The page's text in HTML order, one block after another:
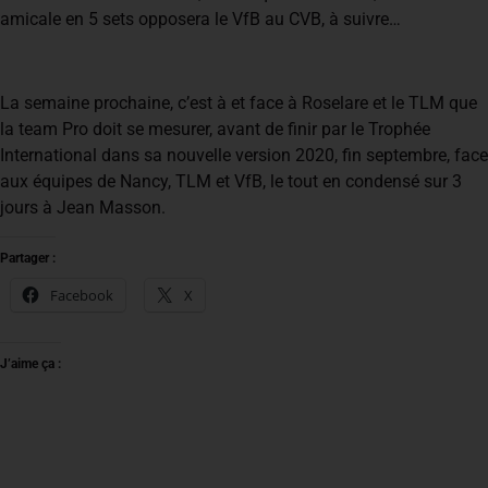
amicale en 5 sets opposera le VfB au CVB, à suivre…
La semaine prochaine, c’est à et face à Roselare et le TLM que
la team Pro doit se mesurer, avant de finir par le Trophée
International dans sa nouvelle version 2020, fin septembre, face
aux équipes de Nancy, TLM et VfB, le tout en condensé sur 3
jours à Jean Masson.
Partager :
Facebook X
J’aime ça :